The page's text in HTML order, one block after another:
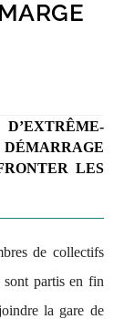
LES
de collectifs
sont partis en fin
la gare de